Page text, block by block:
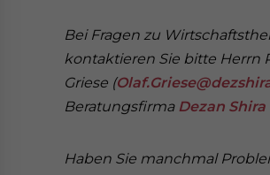
Bei Fragen zu
kontaktieren Sie bitte Herrn
Griese (
Beratungsfirma Dezan Shira
Haben Sie manchmal